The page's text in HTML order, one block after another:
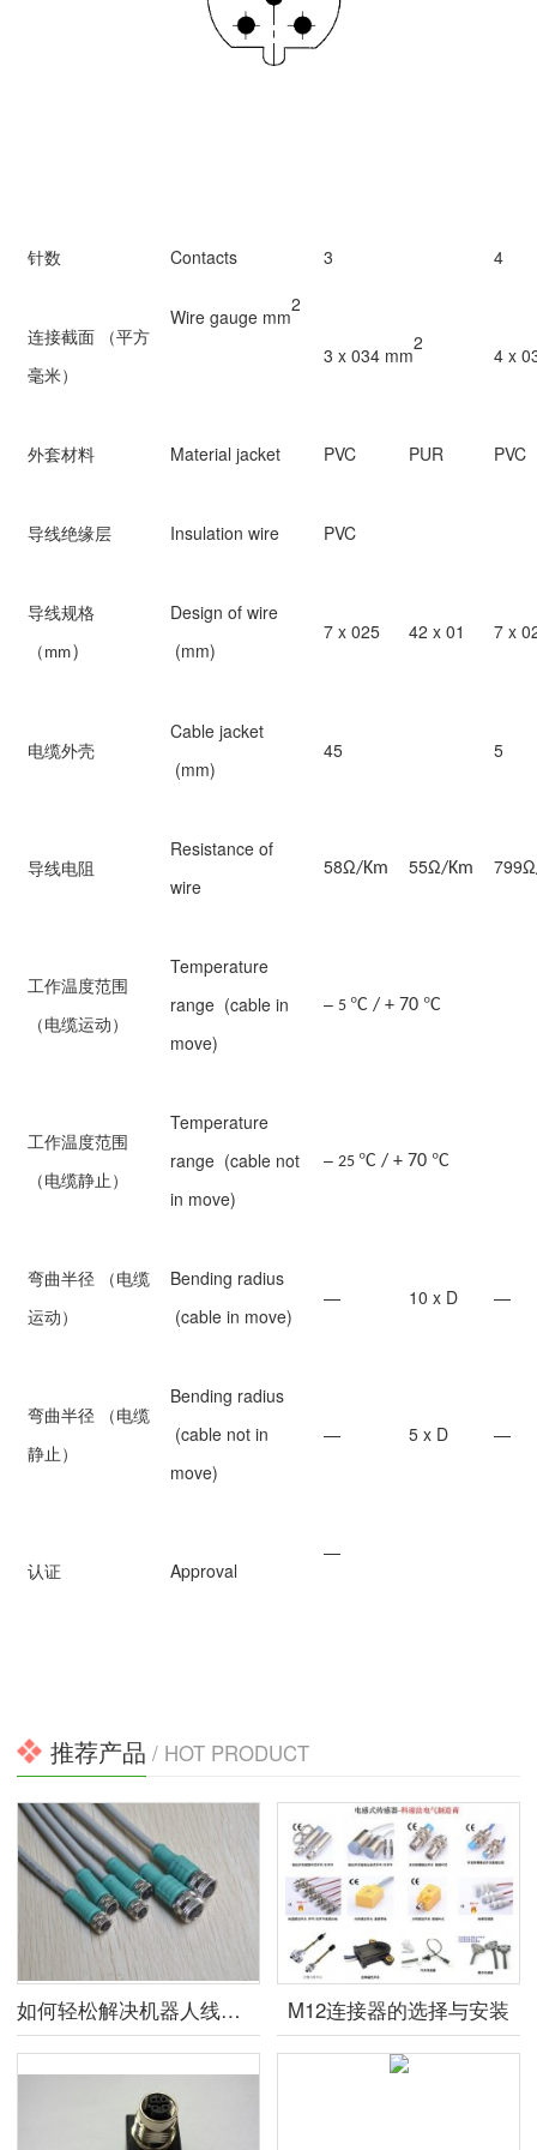
针数 Contacts 3 4
连接截面 （平方
毫米）
Wire gauge mm
2
3 x 034 mm
2
4 x
外套材料 Material jacket PVC PUR PVC
导线绝缘层 Insulation wire PVC
导线规格
（ mm）
Design of wire
(mm)
7 x 025 42 x 01 7 x
电缆外壳
Cable jacket
(mm)
45 5
导线电阻
Resistance of
wire
58Ω/Km 55Ω/Km 799Ω
工作温度范围
（电缆运动）
Temperature
range (cable in
move)
– 5 °C / + 70 °C
工作温度范围
（电缆静止）
Temperature
range (cable not
in move)
–25 °C / + 70 °C
弯曲半径 （电缆
运动）
Bending radius
(cable in move)
— 10 x D —
弯曲半径 （电缆
静止）
Bending radius
(cable not in
move)
— 5 x D —
认证 Approval
—
推荐产品 / HOT PRODUCT
如何轻松解决机器人线束问题? M12连接器的选择与安装